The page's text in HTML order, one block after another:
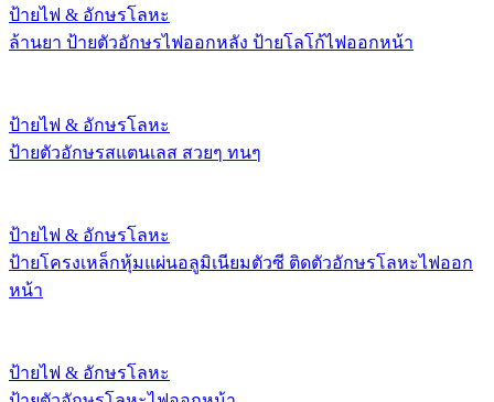
ป้ายไฟ & อักษรโลหะ
ล้านยา ป้ายตัวอักษรไฟออกหลัง ป้ายโลโก้ไฟออกหน้า
ป้ายไฟ & อักษรโลหะ
ป้ายตัวอักษรสแตนเลส สวยๆ ทนๆ
ป้ายไฟ & อักษรโลหะ
ป้ายโครงเหล็กหุ้มแผ่นอลูมิเนียมตัวซี ติดตัวอักษรโลหะไฟออก
หน้า
ป้ายไฟ & อักษรโลหะ